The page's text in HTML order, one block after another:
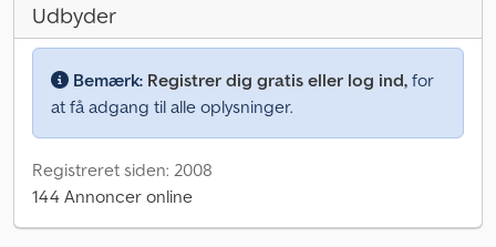
Udbyder
Bemærk: Registrer dig gratis eller log ind, for
at få adgang til alle oplysninger.
Registreret siden: 2008
144 Annoncer online